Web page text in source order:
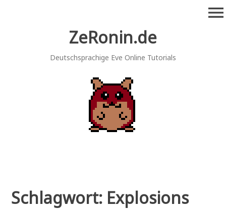
ZeRonin.de
Deutschsprachige Eve Online Tutorials
menu
Schlagwort: Explosions